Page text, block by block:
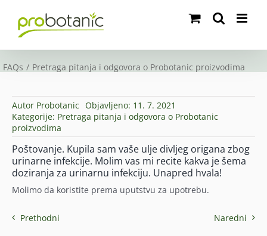
content
FAQs Pretraga pitanja i odgovora o Probotanic proizvodima
Autor Probotanic Objavljeno: 11. 7. 2021
Kategorije: Pretraga pitanja i odgovora o Probotanic
proizvodima
Poštovanje. Kupila sam vaše ulje divljeg origana zbog
urinarne infekcije. Molim vas mi recite kakva je šema
doziranja za urinarnu infekciju. Unapred hvala!
Molimo da koristite prema uputstvu za upotrebu.
Prethodni Naredni